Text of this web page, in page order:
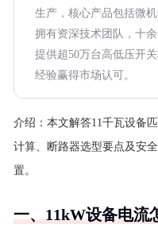
生产，核心产品包括微
拥有资深技术团队，十
提供超50万台高低压开
经验赢得市场认可。
介绍： 本文解答11千瓦设备
计算、断路器选型要点及安
置。
一、11kW设备电流